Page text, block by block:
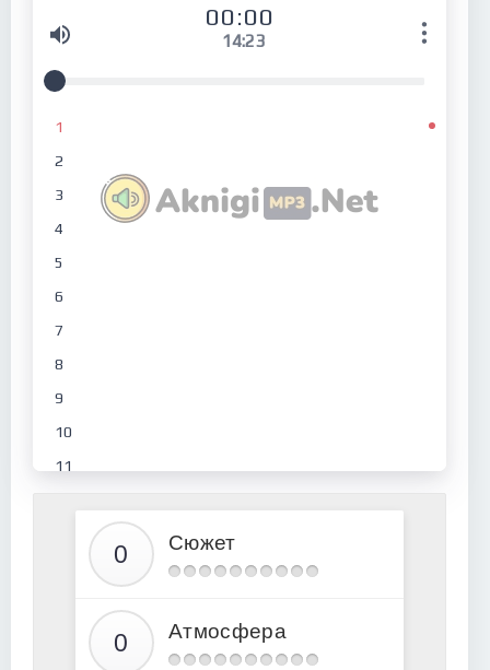
00:00
14:23
1
2
3
4
5
6
7
8
9
10
11
Сюжет
Атмосфера